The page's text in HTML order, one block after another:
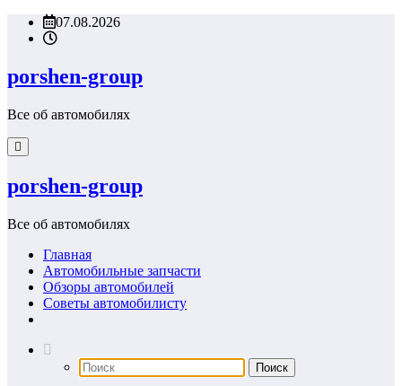
Перейти07.08.2026
porshen-group
Все об автомобилях
porshen-group
Все об автомобилях
Главная
Автомобильные запчасти
Обзоры автомобилей
Советы автомобилисту